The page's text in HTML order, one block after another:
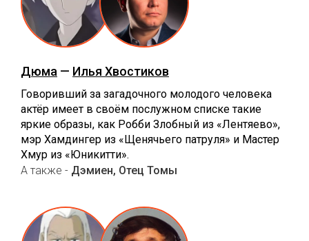
Дюма — Илья Хвостиков
Говоривший за загадочного молодого человека
актёр имеет в своём послужном списке такие
яркие образы, как Робби Злобный из «Лентяево»,
мэр Хамдингер из «Щенячьего патруля» и Мастер
Хмур из «Юникитти».
А также - Дэмиен, Отец Томы